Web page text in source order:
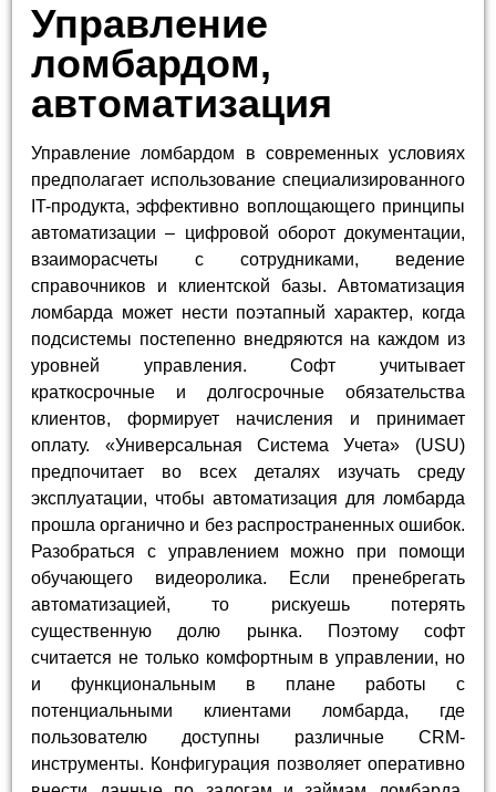
Управление
ломбардом,
автоматизация
Управление ломбардом в современных условиях
предполагает использование специализированного
IT-продукта, эффективно воплощающего принципы
автоматизации – цифровой оборот документации,
взаиморасчеты с сотрудниками, ведение
справочников и клиентской базы. Автоматизация
ломбарда может нести поэтапный характер, когда
подсистемы постепенно внедряются на каждом из
уровней управления. Софт учитывает
краткосрочные и долгосрочные обязательства
клиентов, формирует начисления и принимает
оплату. «Универсальная Система Учета» (USU)
предпочитает во всех деталях изучать среду
эксплуатации, чтобы автоматизация для ломбарда
прошла органично и без распространенных ошибок.
Разобраться с управлением можно при помощи
обучающего видеоролика. Если пренебрегать
автоматизацией, то рискуешь потерять
существенную долю рынка. Поэтому софт
считается не только комфортным в управлении, но
и функциональным в плане работы с
потенциальными клиентами ломбарда, где
пользователю доступны различные CRM-
инструменты. Конфигурация позволяет оперативно